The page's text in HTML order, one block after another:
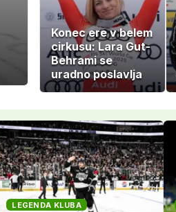
Konec ere v belem
cirkusu: Lara Gut-
Behrami se
uradno poslavlja
LEGENDA KLUBA